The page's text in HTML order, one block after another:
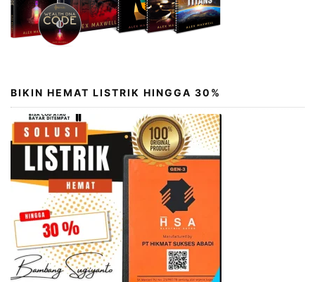
BIKIN HEMAT LISTRIK HINGGA 30%